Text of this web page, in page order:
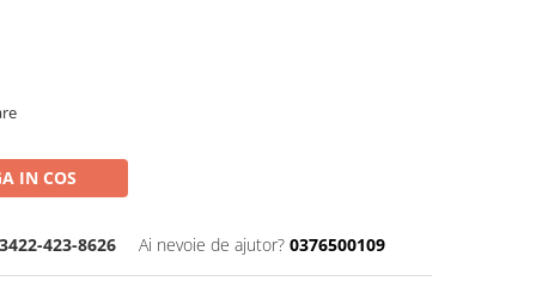
IN COS
423-8626 Ai nevoie de ajutor? 0376500109